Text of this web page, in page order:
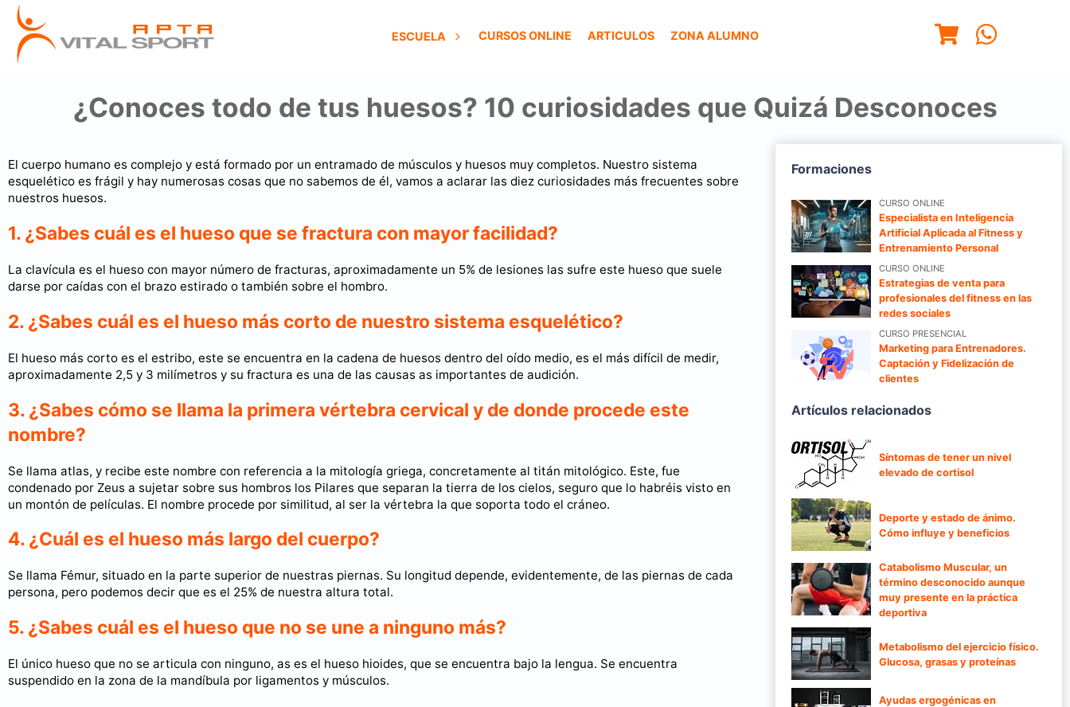
ESCUELA CURSOS ONLINE ARTICULOS ZONA ALUMNO
¿Conoces todo de tus huesos? 10 curiosidades que Quizá Desconoces
El cuerpo humano es complejo y está formado por un entramado de músculos y huesos muy completos. Nuestro sistema
esquelético es frágil y hay numerosas cosas que no sabemos de él, vamos a aclarar las diez curiosidades más frecuentes sobre
nuestros huesos.
1. ¿Sabes cuál es el hueso que se fractura con mayor facilidad?
La clavícula es el hueso con mayor número de fracturas, aproximadamente un 5% de lesiones las sufre este hueso que suele
darse por caídas con el brazo estirado o también sobre el hombro.
2. ¿Sabes cuál es el hueso más corto de nuestro sistema esquelético?
El hueso más corto es el estribo, este se encuentra en la cadena de huesos dentro del oído medio, es el más difícil de medir,
aproximadamente 2,5 y 3 milímetros y su fractura es una de las causas as importantes de audición.
3. ¿Sabes cómo se llama la primera vértebra cervical y de donde procede este
nombre?
Se llama atlas, y recibe este nombre con referencia a la mitología griega, concretamente al titán mitológico. Este, fue
condenado por Zeus a sujetar sobre sus hombros los Pilares que separan la tierra de los cielos, seguro que lo habréis visto en
un montón de películas. El nombre procede por similitud, al ser la vértebra la que soporta todo el cráneo.
4. ¿Cuál es el hueso más largo del cuerpo?
Se llama Fémur, situado en la parte superior de nuestras piernas. Su longitud depende, evidentemente, de las piernas de cada
persona, pero podemos decir que es el 25% de nuestra altura total.
5. ¿Sabes cuál es el hueso que no se une a ninguno más?
El único hueso que no se articula con ninguno, as es el hueso hioides, que se encuentra bajo la lengua. Se encuentra
suspendido en la zona de la mandíbula por ligamentos y músculos.
Formaciones
CURSO ONLINE
Especialista en Inteligencia
Artificial Aplicada al Fitness y
Entrenamiento Personal
CURSO ONLINE
Estrategias de venta para
profesionales del fitness en las
redes sociales
CURSO PRESENCIAL
Marketing para Entrenadores.
Captación y Fidelización de
clientes
Artículos relacionados
Síntomas de tener un nivel
elevado de cortisol
Deporte y estado de ánimo.
Cómo influye y beneficios
Catabolismo Muscular, un
término desconocido aunque
muy presente en la práctica
deportiva
Metabolismo del ejercicio físico.
Glucosa, grasas y proteínas
Ayudas ergogénicas en